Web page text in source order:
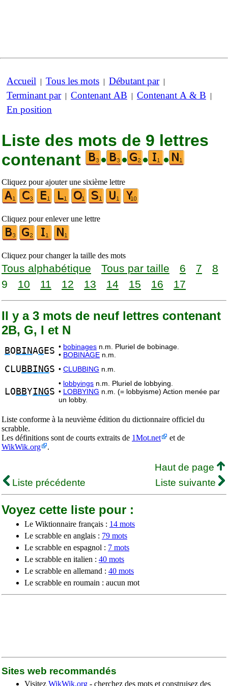
Accueil | Tous les mots | Débutant par|
Terminant par| Contenant AB | Contenant A & B |
En position
Liste des mots de 9 lettres
contenant
• • • •
Cliquez pour ajouter une sixième lettre
Cliquez pour enlever une lettre
Cliquez pour changer la taille des mots
Tous alphabétique Tous par taille 6 7
8
9
10 11 12 13 14 15 16 17
Il y a 3 mots de neuf lettres contenant
2B, G, I et N
BO BINAG ES • bobinages n.m. Pluriel de bobinage.
• BOBINAGE n.m.
CLU BBINGS • CLUBBING n.m.
LO BBYINGS
• lobbyings n.m. Pluriel de lobbying.
• LOBBYING n.m. (= lobbyisme) Action menée par
un lobby.
Liste conforme à la neuvième édition du dictionnaire officiel du
scrabble.
Les définitions sont de courts extraits de 1Mot.net
et de
WikWik.org
.
Haut de page
Liste précédente
Liste suivante
Voyez cette liste pour :
Le Wiktionnaire français : 14 mots
Le scrabble en anglais : 79 mots
Le scrabble en espagnol : 7 mots
Le scrabble en italien : 40 mots
Le scrabble en allemand : 40 mots
Le scrabble en roumain : aucun mot
Sites web recommandés
Visitez WikWik.org - cherchez des mots et construisez des